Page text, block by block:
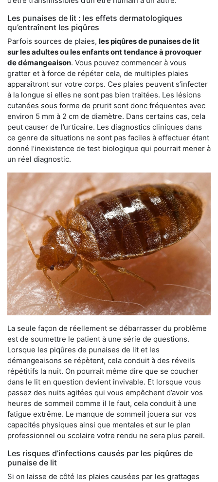
Les punaises de lit : les effets dermatologiques
qu’entraînent les piqûres
Parfois sources de plaies, les piqûres de punaises de lit
sur les adultes ou les enfants ont tendance à provoquer
de démangeaison. Vous pouvez commencer à vous
gratter et à force de répéter cela, de multiples plaies
apparaîtront sur votre corps. Ces plaies peuvent s’infecter
à la longue si elles ne sont pas bien traitées. Les lésions
cutanées sous forme de prurit sont donc fréquentes avec
environ 5 mm à 2 cm de diamètre. Dans certains cas, cela
peut causer de l’urticaire. Les diagnostics cliniques dans
ce genre de situations ne sont pas faciles à effectuer étant
donné l’inexistence de test biologique qui pourrait mener à
un réel diagnostic.
La seule façon de réellement se débarrasser du problème
est de soumettre le patient à une série de questions.
Lorsque les piqûres de punaises de lit et les
démangeaisons se répètent, cela conduit à des réveils
répétitifs la nuit. On pourrait même dire que se coucher
dans le lit en question devient invivable. Et lorsque vous
passez des nuits agitées qui vous empêchent d’avoir vos
heures de sommeil comme il le faut, cela conduit à une
fatigue extrême. Le manque de sommeil jouera sur vos
capacités physiques ainsi que mentales et sur le plan
professionnel ou scolaire votre rendu ne sera plus pareil.
Les risques d’infections causés par les piqûres de
punaise de lit
Si on laisse de côté les plaies causées par les grattages